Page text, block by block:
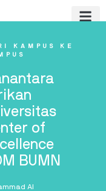
KAMPUS KE
of
BUMN
Al